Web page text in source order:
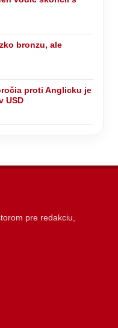
bronzu, ale
proti Anglicku je
USD
pre redakciu,